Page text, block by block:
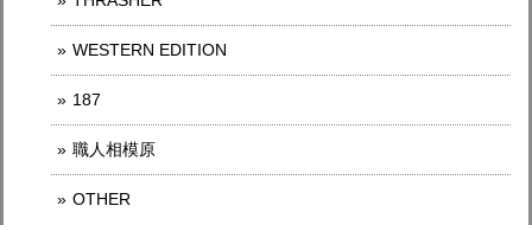
WESTERN EDITION
187
職人相模原
OTHER